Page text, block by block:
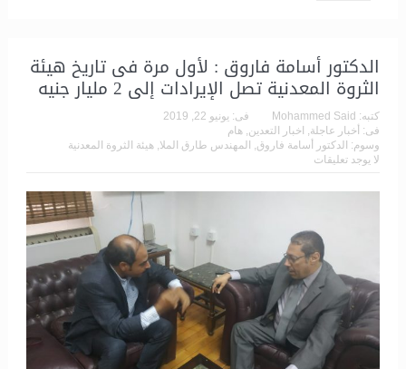
الدكتور أسامة فاروق : لأول مرة فى تاريخ هيئة
الثروة المعدنية تصل الإيرادات إلى 2 مليار جنيه
كتبه: Mohammed Said فى: يونيو 22, 2019
فى: أخبار عاجلة اخبار التعدين هام
وسوم: الدكتور أسامة فاروق المهندس طارق الملا هيئة الثروة المعدنية
لا يوجد تعليقات